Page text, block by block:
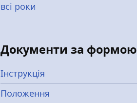
всі роки
Документи за формою
Інструкція
Положення